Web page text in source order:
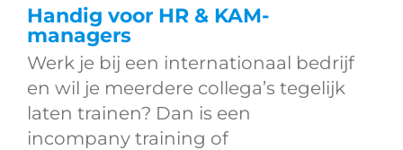
Handig voor HR & KAM-
managers
Werk je bij een internationaal bedrijf
en wil je meerdere collega’s tegelijk
laten trainen? Dan is een
incompany training of